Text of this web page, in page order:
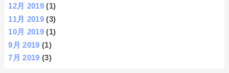
12月 2019 (1)
11月 2019 (3)
10月 2019 (1)
9月 2019 (1)
7月 2019 (3)